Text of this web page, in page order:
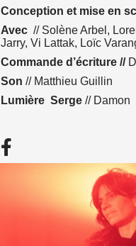
Conception et mise en
Avec // Solène Arbel,
Jarry, Vi Lattak, Loïc
Commande d’écriture //
Son // Matthieu Guillin
Lumière Serge // Damon
Facebook